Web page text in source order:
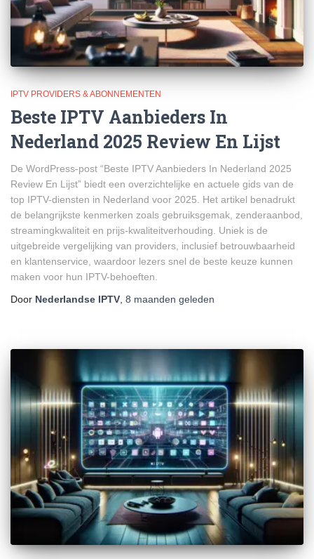
IPTV PROVIDERS & ABONNEMENTEN
Beste IPTV Aanbieders In
Nederland 2025 Review En Lijst
De WordPress-post “Beste IPTV Aanbieders In Nederland 2025
Review En Lijst” biedt een overzichtelijke en actuele gids van de
top IPTV-diensten in Nederland voor 2025. Het artikel benadrukt
de belangrijkste kenmerken zoals gebruiksgemak, zenderaanbod,
streamingkwaliteit en prijs-kwaliteitverhouding. Uniek is de
uitgebreide vergelijking van providers, inclusief betrouwbaarheid
en klantenservice, waardoor lezers snel de beste keuze kunnen
maken voor hun IPTV-behoeften.
Door Nederlandse IPTV 8 maanden geleden